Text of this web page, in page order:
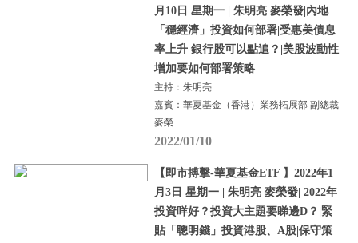
月10日 星期一 | 朱明亮 麥榮發|內地
「穩經濟」投資如何部署|受惠美債息
率上升 銀行股可以點追？|美股波動性
增加要如何部署策略
主持：朱明亮
嘉賓：華夏基金（香港）業務拓展部 副總裁
麥榮
2022/01/10
【即市搏擊-華夏基金ETF 】2022年1
月3日 星期一 | 朱明亮 麥榮發| 2022年
投資咩好？投資大主題要睇邊D？|緊
貼「聰明錢」投資港股、A股|保守策